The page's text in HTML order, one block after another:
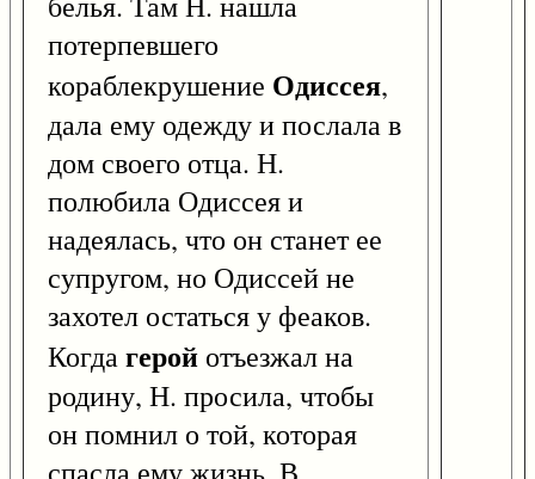
потерпевшего
кораблекрушение Одиссея,
дала ему одежду и послала в
дом своего отца. Н.
полюбила Одиссея и
надеялась, что он станет ее
супругом, но Одиссей не
захотел остаться у феаков.
Когдагерой отъезжал на
родину, Н. просила, чтобы
он помнил о той, которая